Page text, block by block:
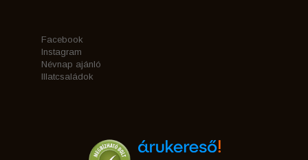
Facebook
Instagram
Névnap ajánló
Illatcsaládok